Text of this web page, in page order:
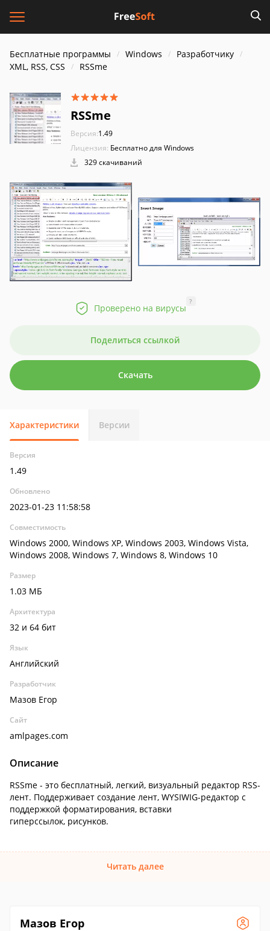
Бесплатные программы Windows
Разработчику
XML, RSS, CSS
RSSme
RSSme
Версия:1.49
Лицензия: Бесплатно для Windows
329 скачиваний
Проверено на вирусы
?
Поделиться ссылкой
Скачать
Характеристики Версии
Версия
1.49
Обновлено
2023-01-23 11:58:58
Совместимость
Windows 2000, Windows XP, Windows 2003, Windows Vista,
Windows 2008, Windows 7, Windows 8, Windows 10
Размер
1.03 МБ
Архитектура
32 и 64 бит
Язык
Английский
Разработчик
Мазов Егор
Сайт
amlpages.com
Описание
RSSme - это бесплатный, легкий, визуальный редактор RSS-
лент. Поддерживает создание лент, WYSIWIG-редактор с
поддержкой форматирования, вставки
гиперссылок, рисунков.
Читать далее
Мазов Егор